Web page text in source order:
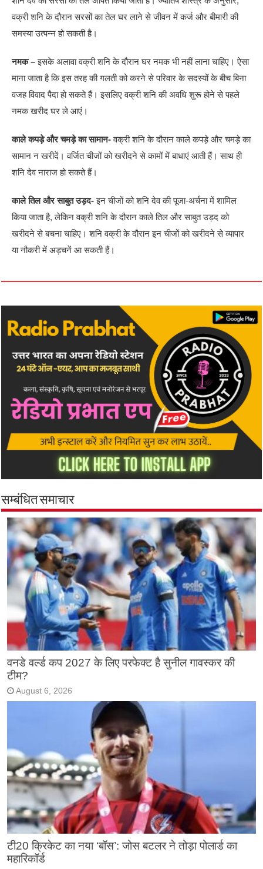
वक्री शनि के दौरान सरसों का तेल घर लाने से जीवन में कर्ज और बीमारी की
समस्या उत्पन्न हो सकती है।
नमक –इसके अलावा वक्री शनि के दौरान घर नमक भी नहीं लाना चाहिए। ऐसा
माना जाता है कि इस तरह की गलती को करने से परिवार के सदस्यों के बीच बिना
वजह विवाद पैदा हो सकते हैं। इसलिए वक्री शनि की अवधि शुरू होने से पहले
नमक खरीद घर ले आएं।
काले कपड़े और चमड़े का सामान-वक्री शनि के दौरान काले कपड़े और चमड़े का
सामान न खरीदें। वर्जित चीजों को खरीदने से कामों में बाधाएं आती हैं। साथ ही
शनि देव नाराज हो सकते हैं।
काले तिल और साबुत उड़द-इन चीजों को शनि देव की पूजा-अर्चना में शामिल
किया जाता है, लेकिन वक्री शनि के दौरान काले तिल और साबुत उड़द को
खरीदने से बचना चाहिए। शनि वक्री के दौरान इन चीजों को खरीदने से व्यापार
या नौकरी में अड़चनें आ सकती हैं।
सम्बंधित समाचार
वनडे वर्ल्ड कप 2027 के लिए परफेक्ट है सुनील गावस्कर की
टीम?
August 6, 2026
टी20 क्रिकेट का नया ‘बॉस’: जोस बटलर ने तोड़ा पोलार्ड का
महारिकॉर्ड